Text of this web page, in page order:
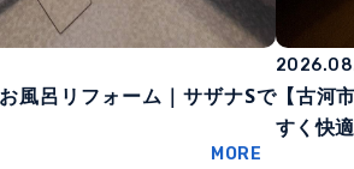
風呂リフォーム｜サザナSで
MORE
【古河
すく快